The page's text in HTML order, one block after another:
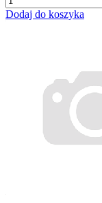
Dodaj do koszyka